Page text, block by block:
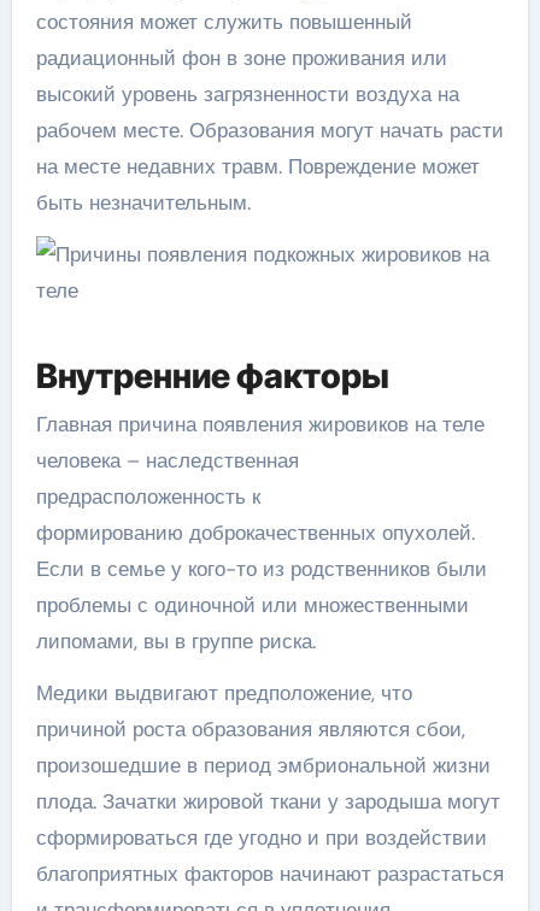
состояния может служить повышенный
радиационный фон в зоне проживания или
высокий уровень загрязненности воздуха на
рабочем месте. Образования могут начать расти
на месте недавних травм. Повреждение может
быть незначительным.
Внутренние факторы
Главная причина появления жировиков на теле
человека – наследственная
предрасположенность к
формированию доброкачественных опухолей.
Если в семье у кого-то из родственников были
проблемы с одиночной или множественными
липомами, вы в группе риска.
Медики выдвигают предположение, что
причиной роста образования являются сбои,
произошедшие в период эмбриональной жизни
плода. Зачатки жировой ткани у зародыша могут
сформироваться где угодно и при воздействии
благоприятных факторов начинают разрастаться